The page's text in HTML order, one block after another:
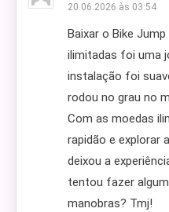
20.06.2026 às 03:54
Baixar o Bike
ilimitadas foi uma
instalação foi
rodou no grau no
Com as moedas
rapidão e explorar
deixou a
tentou fazer
manobras? Tmj!